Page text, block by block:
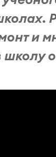
и
школу